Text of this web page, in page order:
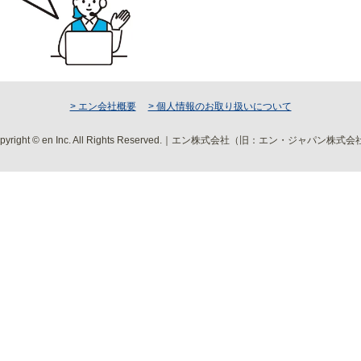
> エン会社概要 > 個人情報のお取り扱いについて
© en Inc. All Rights Reserved.｜エン株式会社（旧：エン・ジャパン株式会